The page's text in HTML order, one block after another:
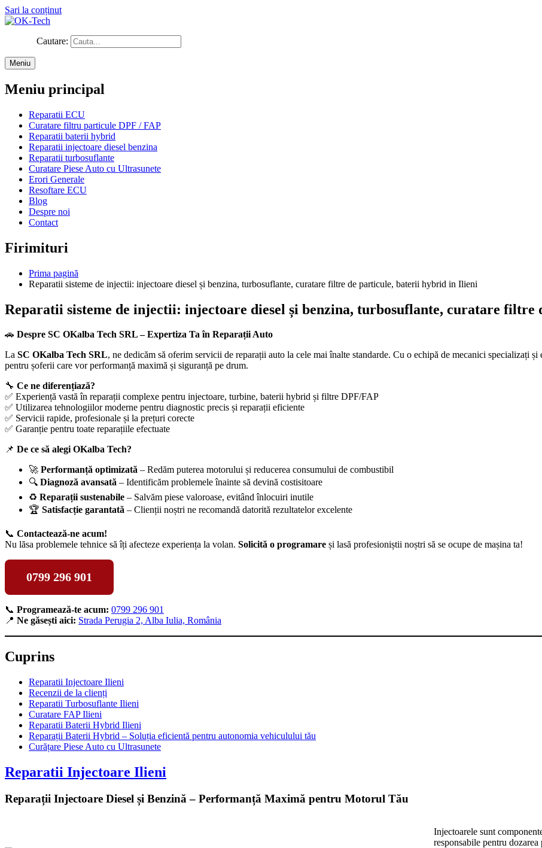
Sari la conținut
Cautare:
Meniu
Meniu principal
Reparatii ECU
Curatare filtru particule DPF / FAP
Reparatii baterii hybrid
Reparatii injectoare diesel benzina
Reparatii turbosuflante
Curatare Piese Auto cu Ultrasunete
Erori Generale
Resoftare ECU
Blog
Despre noi
Contact
Firimituri
Prima pagină
Reparatii sisteme de injectii: injectoare diesel și benzina, turbosuflante, curatare filtre de particule, baterii hybrid in Ilieni
Reparatii sisteme de injectii: injectoare diesel și benzina, turbosuflante, curatare
🚗 Despre SC OKalba Tech SRL – Expertiza Ta în Reparații Auto
La SC OKalba Tech SRL, ne dedicăm să oferim servicii de reparații auto la cele mai înalte standarde. Cu o echipă de mecanici specializați
pentru șoferii care vor performanță maximă și siguranță pe drum.
🔧 Ce ne diferențiază?
✅ Experiență vastă în reparații complexe pentru injectoare, turbine, baterii hybrid și filtre DPF/FAP
✅ Utilizarea tehnologiilor moderne pentru diagnostic precis și reparații eficiente
✅ Servicii rapide, profesionale și la prețuri corecte
✅ Garanție pentru toate reparațiile efectuate
📌 De ce să alegi OKalba Tech?
🚀 Performanță optimizată – Redăm puterea motorului și reducerea consumului de combustibil
🔍 Diagnoză avansată – Identificăm problemele înainte să devină costisitoare
♻️ Reparații sustenabile – Salvăm piese valoroase, evitând înlocuiri inutile
🏆 Satisfacție garantată – Clienții noștri ne recomandă datorită rezultatelor excelente
📞 Contactează-ne acum!
Nu lăsa problemele tehnice să îți afecteze experiența la volan. Solicită o programare și lasă profesioniștii noștri să se ocupe de mașina ta!
0799 296 901
📞 Programează-te acum: 0799 296 901
📍 Ne găsești aici: Strada Perugia 2, Alba Iulia, România
Cuprins
Reparatii Injectoare Ilieni
Recenzii de la clienți
Reparatii Turbosuflante Ilieni
Curatare FAP Ilieni
Reparatii Baterii Hybrid Ilieni
Reparații Baterii Hybrid – Soluția eficientă pentru autonomia vehiculului tău
Curățare Piese Auto cu Ultrasunete
Reparatii Injectoare Ilieni
Reparații Injectoare Diesel și Benzină – Performanță Maximă pentru Motorul Tău
Injectoarele sunt
responsabile pentru